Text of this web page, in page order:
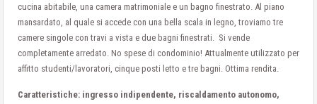
cucina abitabile, una camera matrimoniale e un bagno finestrato. Al piano
mansardato, al quale si accede con una bella scala in legno, troviamo tre
camere singole con travi a vista e due bagni finestrati. Si vende
completamente arredato. No spese di condominio! Attualmente utilizzato per
affitto studenti/lavoratori, cinque posti letto e tre bagni. Ottima rendita.
Caratteristiche: ingresso indipendente, riscaldamento autonomo,